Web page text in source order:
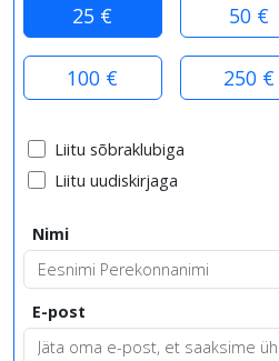
25 € 50 €
100 € 250 €
Liitu sõbraklubiga
Liitu uudiskirjaga
Nimi
E-post